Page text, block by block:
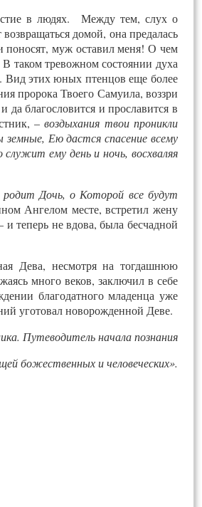
в людях. Между тем, слух о
домой, она предалась
поносят, муж оставил меня! О чем
таком тревожном состоянии духа
Вид этих юных птенцов еще более
пророка Твоего Самуила, воззри
благословится и прославится в
–воздыхания твои проникли
земные, Ею дастся спасение всему
ему день и ночь, восхваляя
Дочь, о Которой все будут
Ангелом месте, встретил жену
теперь не вдова, была бесчадной
Дева, несмотря на тогдашнюю
много веков, заключил в себе
благодатного младенца уже
уготовал новорожденной Деве.
Путеводитель начала познания
божественных и человеческих».